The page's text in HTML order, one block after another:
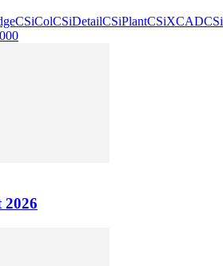
CSiColCSiDetailCSiPlantCSiXCAD
2026